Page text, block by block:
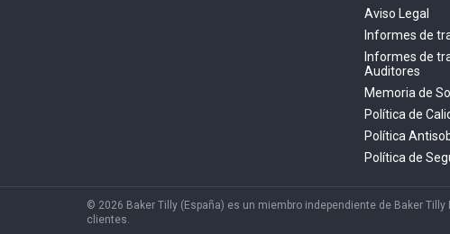
Aviso Legal
Informes de
Informes de
Auditores
Memoria de
Política de
Política
Política de
© 2026 Baker Tilly (España) es un miembro independiente de Baker
clientes.